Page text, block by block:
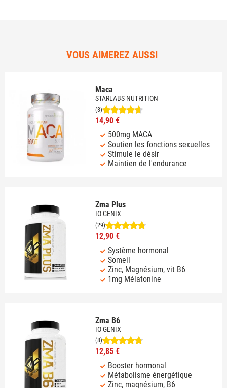
VOUS AIMEREZ AUSSI
Maca
STARLABS NUTRITION
(3)
14,90 €
500mg MACA
Soutien les fonctions sexuelles
Stimule le désir
Maintien de l'endurance
Zma Plus
IO GENIX
(29)
12,90 €
Système hormonal
Someil
Zinc, Magnésium, vit B6
1mg Mélatonine
Zma B6
IO GENIX
(8)
12,85 €
Booster hormonal
Métabolisme énergétique
Zinc, magnésium, B6